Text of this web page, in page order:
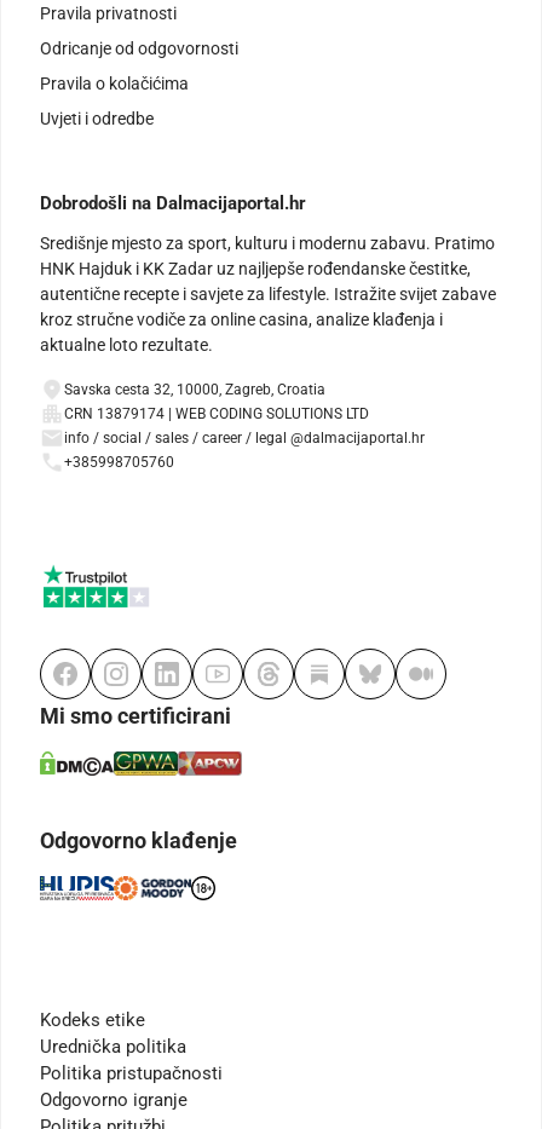
Pravila privatnosti
Odricanje od odgovornosti
Pravila o kolačićima
Uvjeti i odredbe
Dobrodošli na Dalmacijaportal.hr
Središnje mjesto za sport, kulturu i modernu zabavu. Pratimo
HNK Hajduk i KK Zadar uz najljepše rođendanske čestitke,
autentične recepte i savjete za lifestyle. Istražite svijet zabave
kroz stručne vodiče za online casina, analize klađenja i
aktualne loto rezultate.
Savska cesta 32, 10000, Zagreb, Croatia
CRN 13879174 | WEB CODING SOLUTIONS LTD
info / social / sales / career / legal @dalmacijaportal.hr
+385998705760
Mi smo certificirani
Odgovorno klađenje
Kodeks etike
Urednička politika
Politika pristupačnosti
Odgovorno igranje